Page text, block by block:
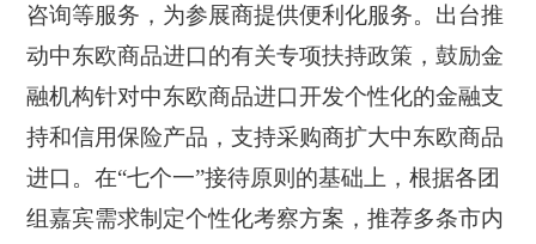
咨询等服务，为参展商提供便利化服务。出台推
动中东欧商品进口的有关专项扶持政策，鼓励金
融机构针对中东欧商品进口开发个性化的金融支
持和信用保险产品，支持采购商扩大中东欧商品
进口。在“七个一”接待原则的基础上，根据各团
组嘉宾需求制定个性化考察方案，推荐多条市内